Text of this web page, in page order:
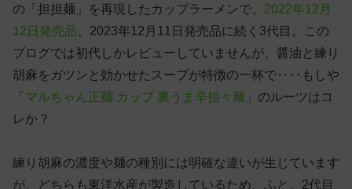
の「担担麺」を再現したカップラーメンで、 2022年12月
12日発売品 、2023年12月11日発売品に続く3代目。この
ブログでは初代しかレビューしていませんが、醤油と練り
胡麻をガツンと効かせたスープが特徴の一杯で‥‥もしや
「 マルちゃん正麺 カップ 裏うま辛担々麺 」のルーツはコ
レか？
練り胡麻の濃度や麺の種別には明確な違いが生じています
が、どちらも東洋水産が製造しているため、ふと。2代目